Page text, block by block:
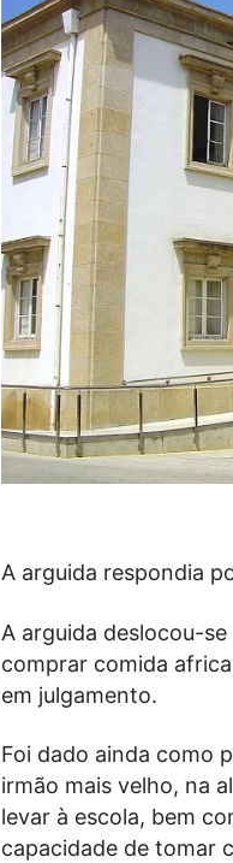
A arguida respondia
A arguida deslocou-
comprar comida
em julgamento.
Foi dado ainda como
irmão mais velho, na
levar à escola, bem
capacidade de tomar